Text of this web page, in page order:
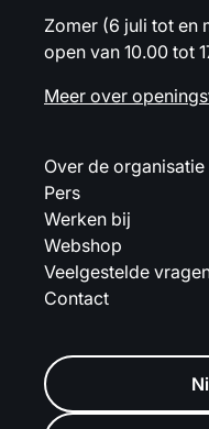
Zomer (6 juli tot en
open van 10.00 tot
Meer over
Over de organisatie
Pers
Werken bij
Webshop
Veelgestelde
Contact